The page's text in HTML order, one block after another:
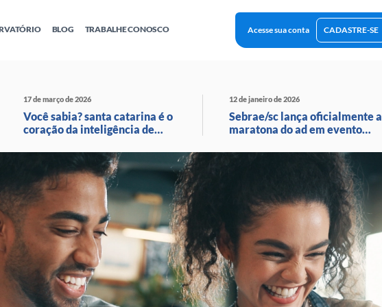
PNBOX Sebraetec Editais
BLOG TRABALHE CONOSCO Acesse sua conta CADASTRE-SE
17 de março de 2026
Você sabia? santa catarina é o
coração da inteligência de
12 de janeiro de 2026
Sebrae/sc lança oficialmente a
maratona do ad em evento